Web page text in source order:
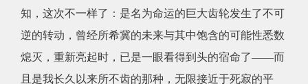
知，这次不一样了：是名为命运的巨大齿轮发生了不可
逆的转动，曾经所希冀的未来与其中饱含的可能性悉数
熄灭，重新亮起时，已是一眼看得到头的宿命了——而
且是我长久以来所不齿的那种，无限接近于死寂的平